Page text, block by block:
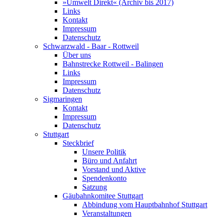
»Umwelt Direkt« (Archiv bis 2017)
Links
Kontakt
Impressum
Datenschutz
Schwarzwald - Baar - Rottweil
Über uns
Bahnstrecke Rottweil - Balingen
Links
Impressum
Datenschutz
Sigmaringen
Kontakt
Impressum
Datenschutz
Stuttgart
Steckbrief
Unsere Politik
Büro und Anfahrt
Vorstand und Aktive
Spendenkonto
Satzung
Gäubahnkomitee Stuttgart
Abbindung vom Hauptbahnhof Stuttgart
Veranstaltungen